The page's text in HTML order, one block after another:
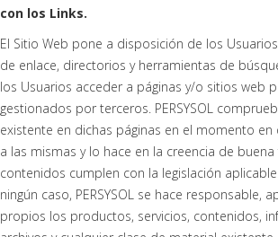
con los Links.
El Sitio Web pone a disposición de los
de enlace, directorios y herramientas de
los Usuarios acceder a páginas y/o sitios web
gestionados por terceros. PERSYSOL
existente en dichas páginas en el momento en
a las mismas y lo hace en la creencia de
contenidos cumplen con la legislación
ningún caso, PERSYSOL se hace responsable,
propios los productos, servicios, contenidos,